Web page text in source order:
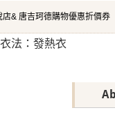
& 唐吉珂德購物優惠折價券
法：發熱衣